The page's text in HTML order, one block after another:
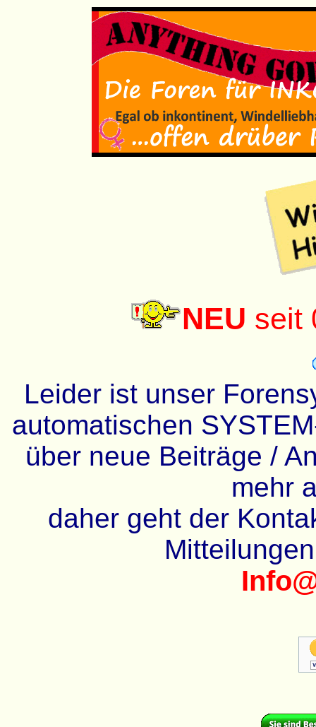
NEU seit
Leider ist unser
automatischen
über neue Beiträge /
mehr
daher geht der